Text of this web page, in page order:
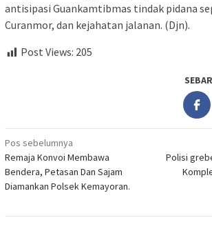
antisipasi Guankamtibmas tindak pidana
Curanmor, dan kejahatan jalanan. (Djn).
Post Views: 205
Navigasi
pos
Pos sebelumnya
Remaja Konvoi Membawa
Bendera, Petasan Dan Sajam
Diamankan Polsek Kemayoran.
Polisi